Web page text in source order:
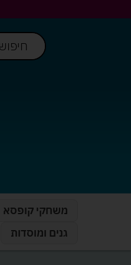
משחקי קופסא
גנים ומוסדות